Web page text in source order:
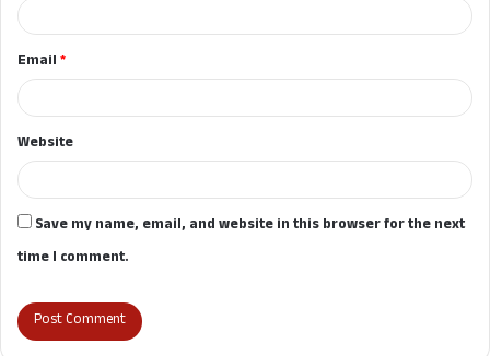
Email*
Website
Save my name, email, and website in this browser for the next
time I comment.